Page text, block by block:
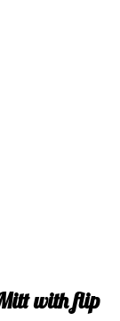
with flip